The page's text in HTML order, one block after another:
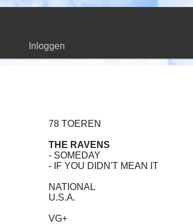
Inloggen
78 TOEREN
THE RAVENS
- SOMEDAY
- IF YOU DIDN'T MEAN IT
NATIONAL
U.S.A.
VG+